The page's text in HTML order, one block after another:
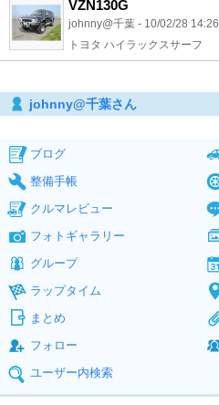
VZN130G
johnny@千葉 - 10/02/28 14:26
トヨタ ハイラックスサーフ
johnny@千葉さん
ブログ
整備手帳
クルマレビュー
フォトギャラリー
グループ
ラップタイム
まとめ
フォロー
ユーザー内検索